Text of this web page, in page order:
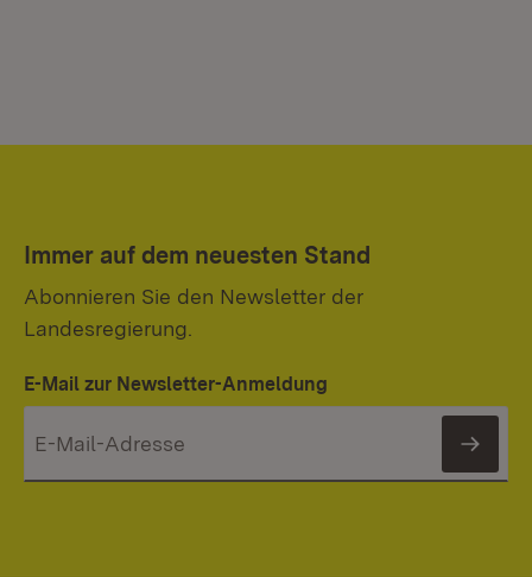
Immer auf dem neuesten Stand
Abonnieren Sie den Newsletter der
Landesregierung.
E-Mail zur Newsletter-Anmeldung